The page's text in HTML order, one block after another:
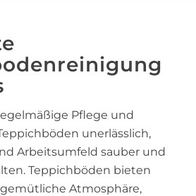
Pflege und
unerlässlich,
Arbeitsumfeld sauber und
Teppichböden bieten
Atmosphäre,